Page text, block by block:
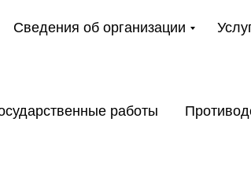
Сведения об организации
работы